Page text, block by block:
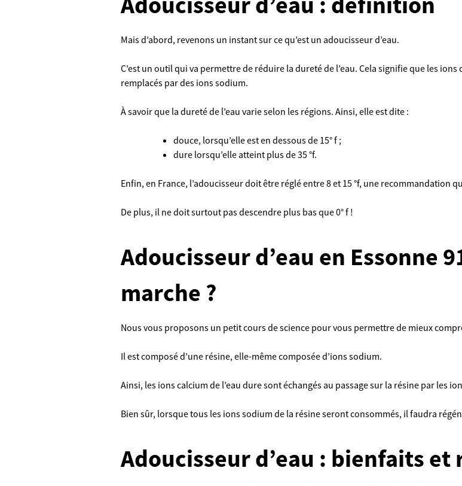
Mais d’abord, revenons un instant sur ce qu’est un adoucisseur d’eau.
C’est un outil qui va permettre de réduire la dureté de l’eau. Cela signifie que les
remplacés par des ions sodium.
À savoir que la dureté de l’eau varie selon les régions. Ainsi, elle est dite :
douce, lorsqu’elle est en dessous de 15° f ;
dure lorsqu’elle atteint plus de 35 °f.
Enfin, en France, l’adoucisseur doit être réglé entre 8 et 15 °f, une recommandation
De plus, il ne doit surtout pas descendre plus bas que 0° f !
Adoucisseur d’eau en Essonne
marche ?
Nous vous proposons un petit cours de science pour vous permettre de mieux
Il est composé d’une résine, elle-même composée d’ions sodium.
Ainsi, les ions calcium de l’eau dure sont échangés au passage sur la résine par les
Bien sûr, lorsque tous les ions sodium de la résine seront consommés, il faudra
Adoucisseur d’eau : bienfaits